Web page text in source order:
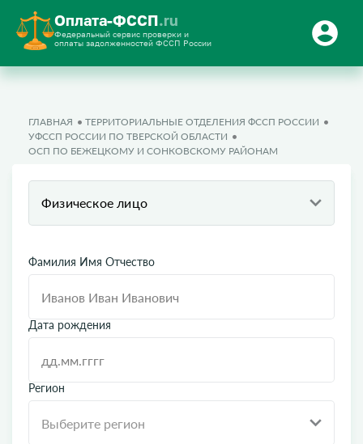
Оплата-ФССП.ru
Федеральный сервис проверки и
оплаты задолженностей ФССП России
ГЛАВНАЯ
ТЕРРИТОРИАЛЬНЫЕ ОТДЕЛЕНИЯ ФССП РОССИИ
УФССП РОССИИ ПО ТВЕРСКОЙ ОБЛАСТИ
ОСП ПО БЕЖЕЦКОМУ И СОНКОВСКОМУ РАЙОНАМ
Физическое лицо
Фамилия Имя Отчество
Дата рождения
Регион